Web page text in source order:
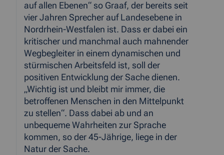
auf allen Ebenen“ so Graaf, der bereits seit
vier Jahren Sprecher auf Landesebene in
Nordrhein-Westfalen ist. Dass er dabei ein
kritischer und manchmal auch mahnender
Wegbegleiter in einem dynamischen und
stürmischen Arbeitsfeld ist, soll der
positiven Entwicklung der Sache dienen.
„Wichtig ist und bleibt mir immer, die
betroffenen Menschen in den Mittelpunkt
zu stellen“. Dass dabei ab und an
unbequeme Wahrheiten zur Sprache
kommen, so der 45-Jährige, liege in der
Natur der Sache.